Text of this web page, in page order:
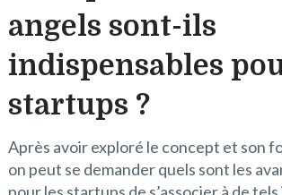
angels sont-ils
indispensables
startups ?
Après avoir exploré le concept et son
on peut se demander quels sont les